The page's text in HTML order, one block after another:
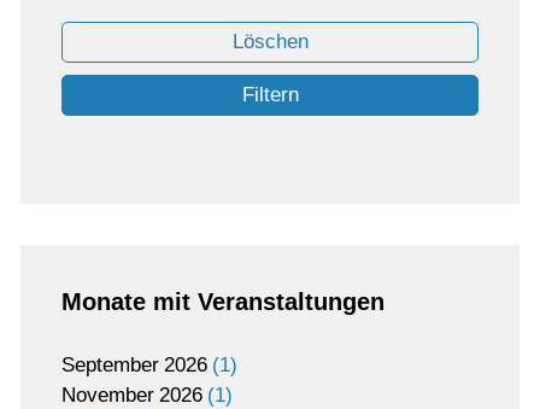
Löschen
Filtern
Monate mit Veranstaltungen
September 2026 1
November 2026 1